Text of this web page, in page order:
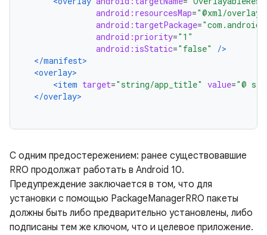
android:resourcesMap="@xml/
android:targetPackage=
android:priority="1"
android:isStatic="false"
/>
</manifest>
<overlay>
<item target="string/app_title" value="@
</overlay>
С одним предостережением: ранее существовавшие
RRO продолжат работать в Android 10.
Предупреждение заключается в том, что для
установки с помощью PackageManagerRRO пакеты
должны быть либо предварительно установлены, либо
подписаны тем же ключом, что и целевое приложение.